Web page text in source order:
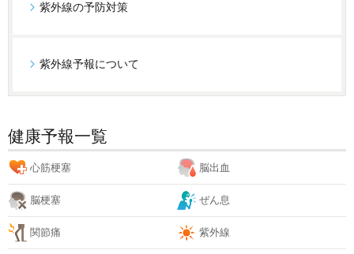
紫外線の予防対策
紫外線予報について
健康予報一覧
心筋梗塞 脳出血
脳梗塞 ぜん息
関節痛 紫外線